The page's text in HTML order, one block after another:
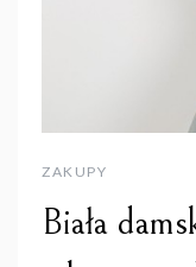
ZAKUPY
Biała